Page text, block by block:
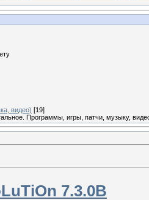
видео) [19]
Программы, игры, патчи, музыку,
7.3.0B